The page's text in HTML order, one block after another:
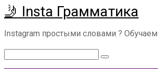
Перейти
к
контенту
🤳 Insta Грамматика
Instagram простыми словами ?